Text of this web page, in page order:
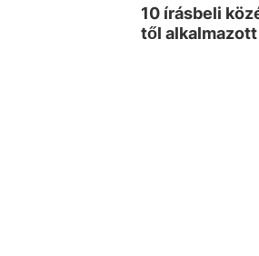
10 írásbeli
től